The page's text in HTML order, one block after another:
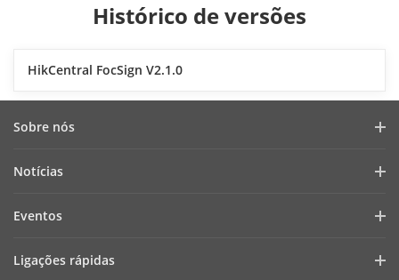
Histórico de versões
HikCentral FocSign V2.1.0
Sobre nós
Cibersegurança
Notícias
Histórias de sucesso
Eventos
Ligações rápidas